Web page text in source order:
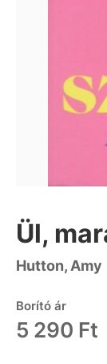
Ül,
Hutton, Amy
Borító ár
5 290 Ft